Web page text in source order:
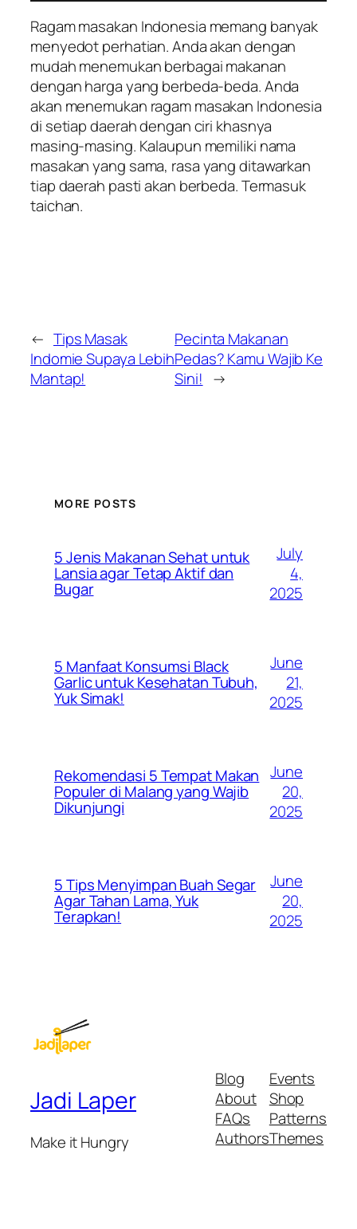
Ragam masakan Indonesia memang banyak
menyedot perhatian. Anda akan dengan
mudah menemukan berbagai makanan
dengan harga yang berbeda-beda. Anda
akan menemukan ragam masakan Indonesia
di setiap daerah dengan ciri khasnya
masing-masing. Kalaupun memiliki nama
masakan yang sama, rasa yang ditawarkan
tiap daerah pasti akan berbeda. Termasuk
taichan.
← Tips Masak
Indomie Supaya Lebih
Mantap!
Pecinta Makanan
Pedas? Kamu Wajib Ke
Sini! →
MORE POSTS
5 Jenis Makanan Sehat untuk
Lansia agar Tetap Aktif dan
Bugar
July
4,
2025
5 Manfaat Konsumsi Black
Garlic untuk Kesehatan Tubuh,
Yuk Simak!
June
21,
2025
Rekomendasi 5 Tempat Makan
Populer di Malang yang Wajib
Dikunjungi
June
20,
2025
5 Tips Menyimpan Buah Segar
Agar Tahan Lama, Yuk
Terapkan!
June
20,
2025
Jadi Laper
Make it Hungry
Blog
About
FAQs
Authors
Events
Shop
Patterns
Themes